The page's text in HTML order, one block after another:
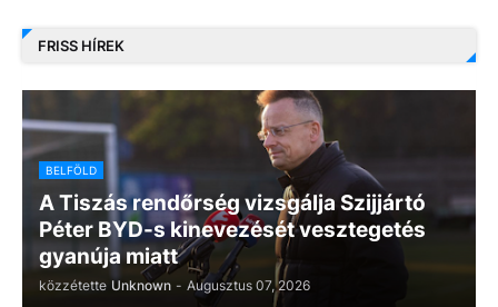
FRISS HÍREK
BELFÖLD
A Tiszás rendőrség vizsgálja Szijjártó
Péter BYD-s kinevezését vesztegetés
gyanúja miatt
közzétette Unknown - Augusztus 07, 2026